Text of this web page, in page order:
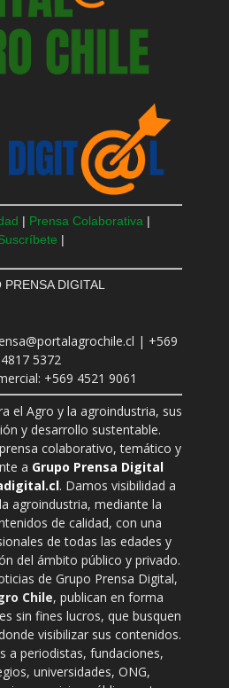
| Prensa Colaborativa |
|
PRENSA DIGITAL
| +569
4817 5372
+569 4521 9061
el Agro y la agroindustria, sus
y desarrollo sustentable.
colaborativo, temático y
a Grupo Prensa Digital
. Damos visibilidad a
agroindustria, mediante la
de calidad, con una
de todas las edades y
del ámbito público y privado.
de Grupo Prensa Digital,
Chile, publican en forma
sin fines lucros, que busquen
visibilizar sus contenidos.
a periodistas, fundaciones,
universidades, ONG,